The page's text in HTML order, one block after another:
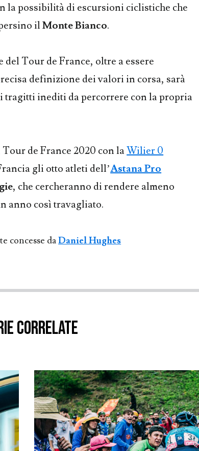
la possibilità di escursioni ciclistiche che
ilMonte Bianco.
Tour de France, oltre a essere
definizione dei valori in corsa, sarà
tragitti inediti da percorrere con la propria
de France 2020 con laWilier 0
gli otto atleti dell’Astana Pro
, che cercheranno di rendere almeno
anno così travagliato.
concesse daDaniel Hughes
correlate